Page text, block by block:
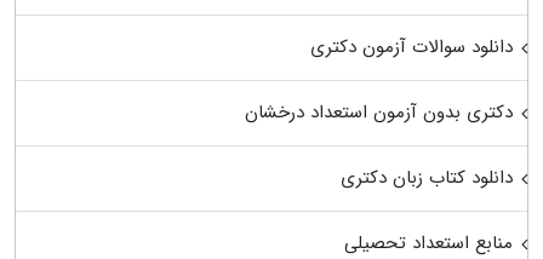
دانلود سوالات آزمون دکتری
دکتری بدون آزمون استعداد درخشان
دانلود کتاب زبان دکتری
منابع استعداد تحصیلی